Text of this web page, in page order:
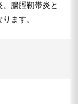
腸脛靭帯炎と
ます。